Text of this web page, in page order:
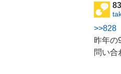
>>828
昨年の
問い合